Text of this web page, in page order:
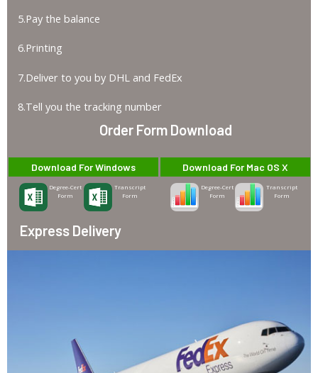
5.Pay the balance
6.Printing
7.Deliver to you by DHL and FedEx
8.Tell you the tracking number
Order Form Download
Download For Windows
Degree-Cert
Form
Transcript
Form
Download For Mac OS X
Degree-Cert
Form
Transcript
Form
Express Delivery